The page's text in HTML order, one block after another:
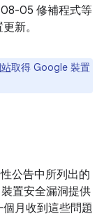
05 修補程式等
新。
取得 Google 裝置
公告中所列出的
置安全漏洞提供
月收到這些問題